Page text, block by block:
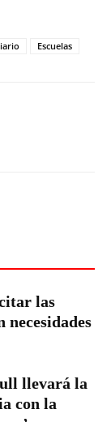
Escuelas
las
necesidades
llevará la
con la